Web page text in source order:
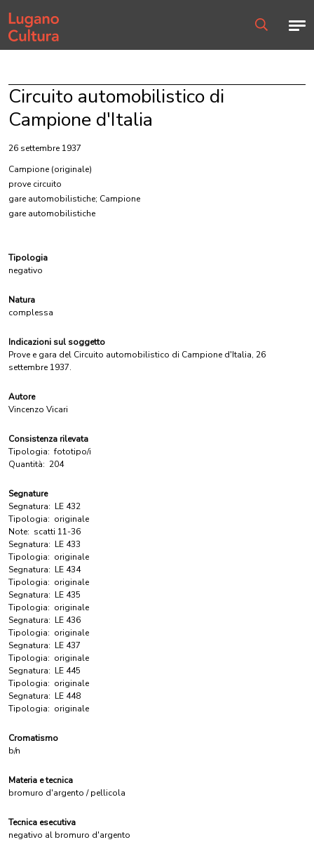
Home page
Circuito automobilistico di
Campione d'Italia
26 settembre 1937
Campione (originale)
prove circuito
gare automobilistiche; Campione
gare automobilistiche
Tipologia
negativo
Natura
complessa
Indicazioni sul soggetto
Prove e gara del Circuito automobilistico di Campione d'Italia, 26
settembre 1937.
Autore
Vincenzo Vicari
Consistenza rilevata
Tipologia: fototipo/i
Quantità: 204
Segnature
Segnatura: LE 432
Tipologia: originale
Note: scatti 11-36
Segnatura: LE 433
Tipologia: originale
Segnatura: LE 434
Tipologia: originale
Segnatura: LE 435
Tipologia: originale
Segnatura: LE 436
Tipologia: originale
Segnatura: LE 437
Tipologia: originale
Segnatura: LE 445
Tipologia: originale
Segnatura: LE 448
Tipologia: originale
Cromatismo
b/n
Materia e tecnica
bromuro d'argento / pellicola
Tecnica esecutiva
negativo al bromuro d'argento